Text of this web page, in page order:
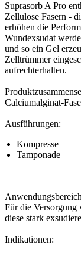
Suprasorb A Pro
Zellulose Fasern -
erhöhen die
Wundexsudat
und so ein Gel
Zelltrümmer
aufrechterhalten.
Calciumalginat-
Ausführungen:
Kompresse
Tamponade
Für die Versorgung
diese stark
Indikationen: